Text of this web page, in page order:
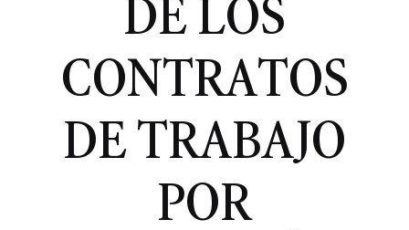
DE LOS
CONTRATOS
DE TRABAJO
POR